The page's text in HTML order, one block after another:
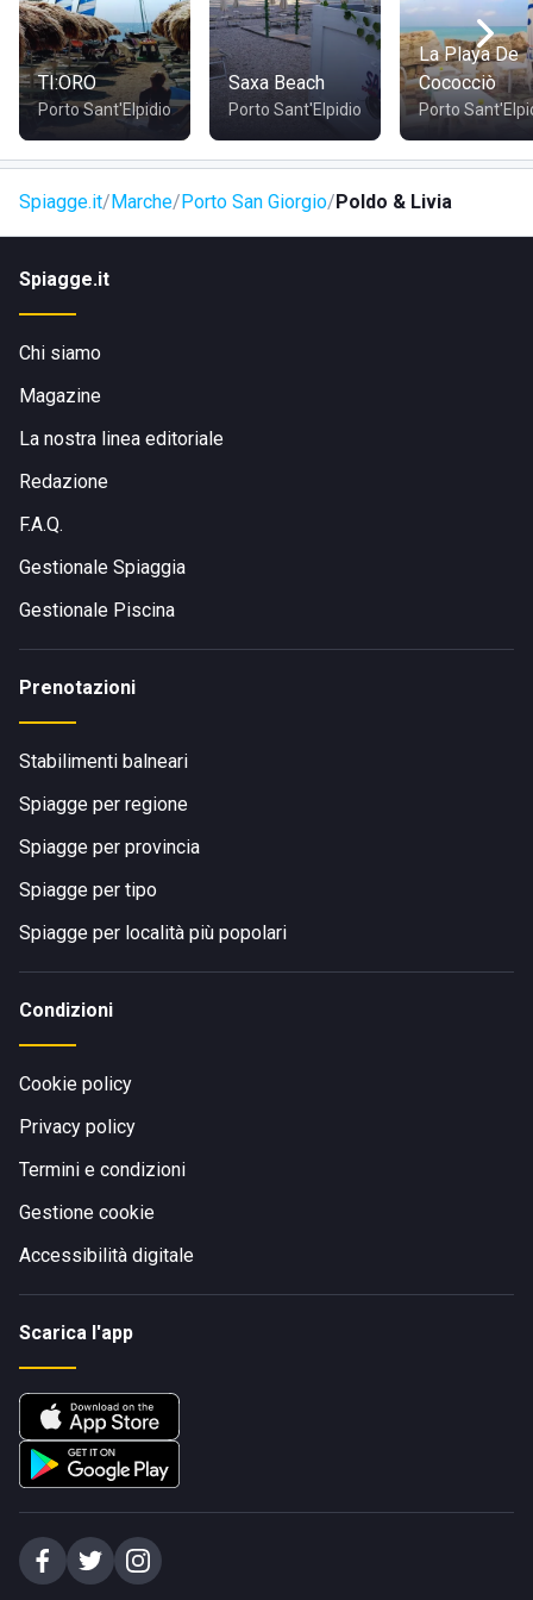
TI:ORO
Porto Sant'Elpidio
Saxa Beach
Porto Sant'Elpidio
La Playa De
Cococciò
Porto
Spiagge.it Marche Porto San Giorgio Poldo & Livia
Spiagge.it
Chi siamo
Magazine
La nostra linea editoriale
Redazione
F.A.Q.
Gestionale Spiaggia
Gestionale Piscina
Prenotazioni
Stabilimenti balneari
Spiagge per regione
Spiagge per provincia
Spiagge per tipo
Spiagge per località più popolari
Condizioni
Cookie policy
Privacy policy
Termini e condizioni
Gestione cookie
Accessibilità digitale
Scarica l'app